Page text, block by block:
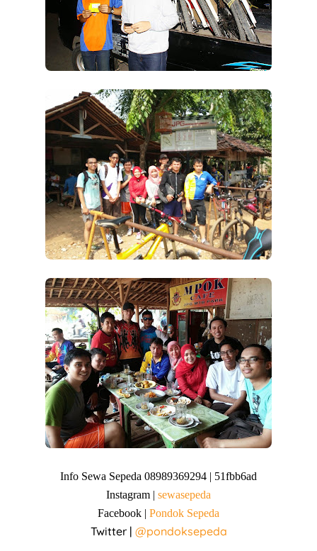
Info Sewa Sepeda 08989369294 | 51fbb6ad
Instagram | sewasepeda
Facebook | Pondok Sepeda
Twitter | @pondoksepeda